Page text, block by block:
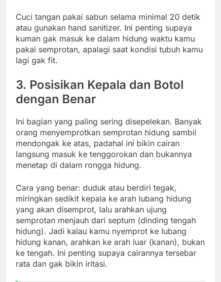
Cuci tangan pakai sabun selama minimal 20 detik
atau gunakan hand sanitizer. Ini penting supaya
kuman gak masuk ke dalam hidung waktu kamu
pakai semprotan, apalagi saat kondisi tubuh kamu
lagi gak fit.
3. Posisikan Kepala dan Botol
dengan Benar
Ini bagian yang paling sering disepelekan. Banyak
orang menyemprotkan semprotan hidung sambil
mendongak ke atas, padahal ini bikin cairan
langsung masuk ke tenggorokan dan bukannya
menetap di dalam rongga hidung.
Cara yang benar: duduk atau berdiri tegak,
miringkan sedikit kepala ke arah lubang hidung
yang akan disemprot, lalu arahkan ujung
semprotan menjauh dari septum (dinding tengah
hidung). Jadi kalau kamu nyemprot ke lubang
hidung kanan, arahkan ke arah luar (kanan), bukan
ke tengah. Ini penting supaya cairannya tersebar
rata dan gak bikin iritasi.